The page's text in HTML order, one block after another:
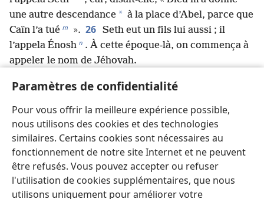
Paramètres de confidentialité
Pour vous offrir la meilleure expérience possible,
nous utilisons des cookies et des technologies
similaires. Certains cookies sont nécessaires au
fonctionnement de notre site Internet et ne peuvent
être refusés. Vous pouvez accepter ou refuser
l'utilisation de cookies supplémentaires, que nous
utilisons uniquement pour améliorer votre
une autre descendance * à la place d’Abel, parce que
Caïn l’a tué m ». 26 Seth eut un fils lui aussi ; il
l’appela Énosh n . À cette époque-là, on commença à
appeler le nom de Jéhovah.
Précédent Suivant
Copyrights pour cette publication
Copyright©2026Watch Tower Bible and Tract Society of
Pennsylvania.